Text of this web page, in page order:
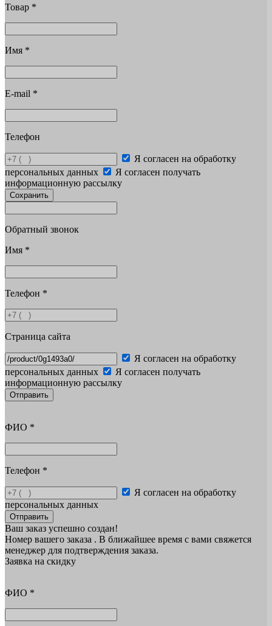
Товар *
Имя *
E-mail *
Телефон
Я согласен на обработку
персональных данных
Я согласен получать
информационную рассылку
Сохранить
Обратный звонок
Имя *
Телефон *
Страница сайта
Я согласен на обработку
персональных данных
Я согласен получать
информационную рассылку
Отправить
ФИО *
Телефон *
Я согласен на обработку
персональных данных
Отправить
Ваш заказ успешно создан!
Номер вашего заказа . В ближайшее время с вами свяжется
менеджер для подтверждения заказа.
Заявка на скидку
ФИО *